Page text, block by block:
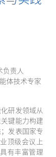
负责人
体技术专家
研发领域从
键能力构建
发表国家专
顶级会议上
有丰富管理